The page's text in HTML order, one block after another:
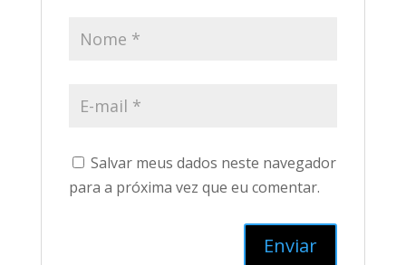
Salvar meus dados neste navegador
para a próxima vez que eu comentar.